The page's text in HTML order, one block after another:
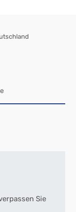
Sie